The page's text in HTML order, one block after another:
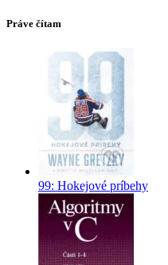
Práve čítam
99: Hokejové príbehy